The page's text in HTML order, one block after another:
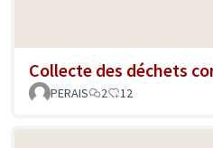
Collecte des déchets
PERAIS
2 12